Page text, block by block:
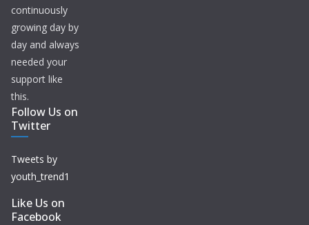
continuously
growing day by
day and always
needed your
support like
this.
Follow Us on
Twitter
Tweets by
youth_trend1
Like Us on
Facebook